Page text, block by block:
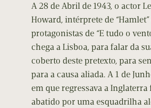
A 28 de Abril de 1943, o actor
Howard, intérprete de
protagonistas de “E tudo o
chega a Lisboa, para falar da
coberto deste pretexto, para
para a causa aliada. A 1 de
em que regressava a Inglaterra
abatido por uma esquadrilha